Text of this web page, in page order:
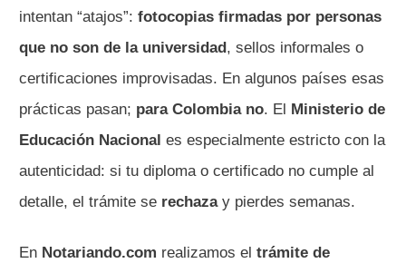
intentan “atajos”: fotocopias firmadas por personas
que no son de la universidad, sellos informales o
certificaciones improvisadas. En algunos países esas
prácticas pasan; para Colombia no. El Ministerio de
Educación Nacional es especialmente estricto con la
autenticidad: si tu diploma o certificado no cumple al
detalle, el trámite se rechazay pierdes semanas.
En Notariando.com realizamos el trámite de